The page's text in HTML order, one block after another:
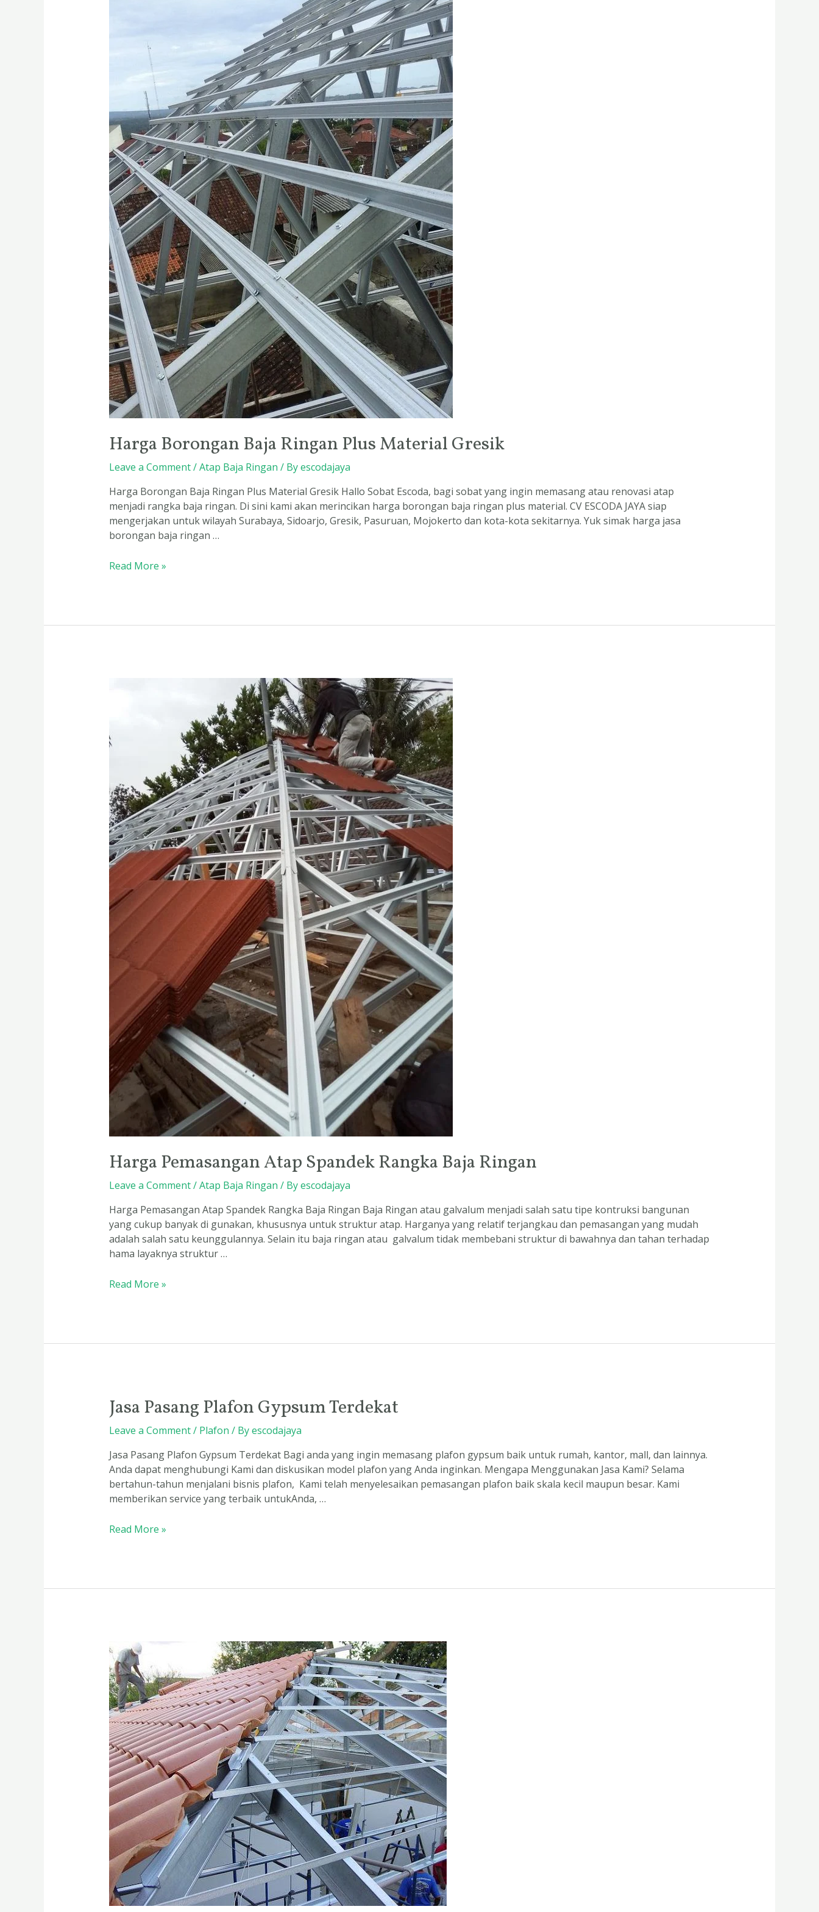
Harga Borongan Baja Ringan Plus Material Gresik
Leave a Comment/Atap Baja Ringan / Byescodajaya
Harga Borongan Baja Ringan Plus Material Gresik Hallo Sobat Escoda, bagi sobat yang ingin memasang atau renovasi atap
menjadi rangka baja ringan. Di sini kami akan merincikan harga borongan baja ringan plus material. CV ESCODA JAYA siap
mengerjakan untuk wilayah Surabaya, Sidoarjo, Gresik, Pasuruan, Mojokerto dan kota-kota sekitarnya. Yuk simak harga jasa
borongan baja ringan …
Read More »
Harga Pemasangan Atap Spandek Rangka Baja Ringan
Leave a Comment/Atap Baja Ringan / Byescodajaya
Harga Pemasangan Atap Spandek Rangka Baja Ringan Baja Ringan atau galvalum menjadi salah satu tipe kontruksi bangunan
yang cukup banyak di gunakan, khususnya untuk struktur atap. Harganya yang relatif terjangkau dan pemasangan yang mudah
adalah salah satu keunggulannya. Selain itu baja ringan atau galvalum tidak membebani struktur di bawahnya dan tahan terhadap
hama layaknya struktur …
Rangka
Read More »
Jasa Pasang Plafon Gypsum Terdekat
Leave a Comment/ Plafon / Byescodajaya
Jasa Pasang Plafon Gypsum Terdekat Bagi anda yang ingin memasang plafon gypsum baik untuk rumah, kantor, mall, dan lainnya.
Anda dapat menghubungi Kami dan diskusikan model plafon yang Anda inginkan. Mengapa Menggunakan Jasa Kami? Selama
bertahun-tahun menjalani bisnis plafon, Kami telah menyelesaikan pemasangan plafon baik skala kecil maupun besar. Kami
memberikan service yang terbaik untukAnda, …
Jasa
Pasang
Plafon
Terdekat
Read More »
Jasa
Pemasangan
Atap
Galvalum
Gresik